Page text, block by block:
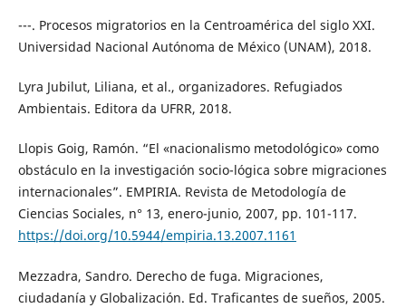
---. Procesos migratorios en la Centroamérica del siglo XXI.
Universidad Nacional Autónoma de México (UNAM), 2018.
Lyra Jubilut, Liliana, et al., organizadores. Refugiados
Ambientais. Editora da UFRR, 2018.
Llopis Goig, Ramón. “El «nacionalismo metodológico» como
obstáculo en la investigación socio-lógica sobre migraciones
internacionales”. EMPIRIA. Revista de Metodología de
Ciencias Sociales, n° 13, enero-junio, 2007, pp. 101-117.
https://doi.org/10.5944/empiria.13.2007.1161
Mezzadra, Sandro. Derecho de fuga. Migraciones,
ciudadanía y Globalización. Ed. Traficantes de sueños, 2005.